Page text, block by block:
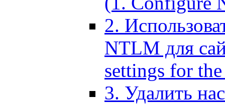
2.
NTLM для
settings for
3. Удалить